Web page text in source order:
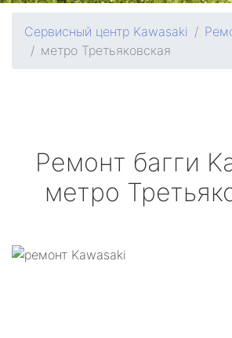
Сервисный центр Kawasaki
метро Третьяковская
Ремонт багги
метро